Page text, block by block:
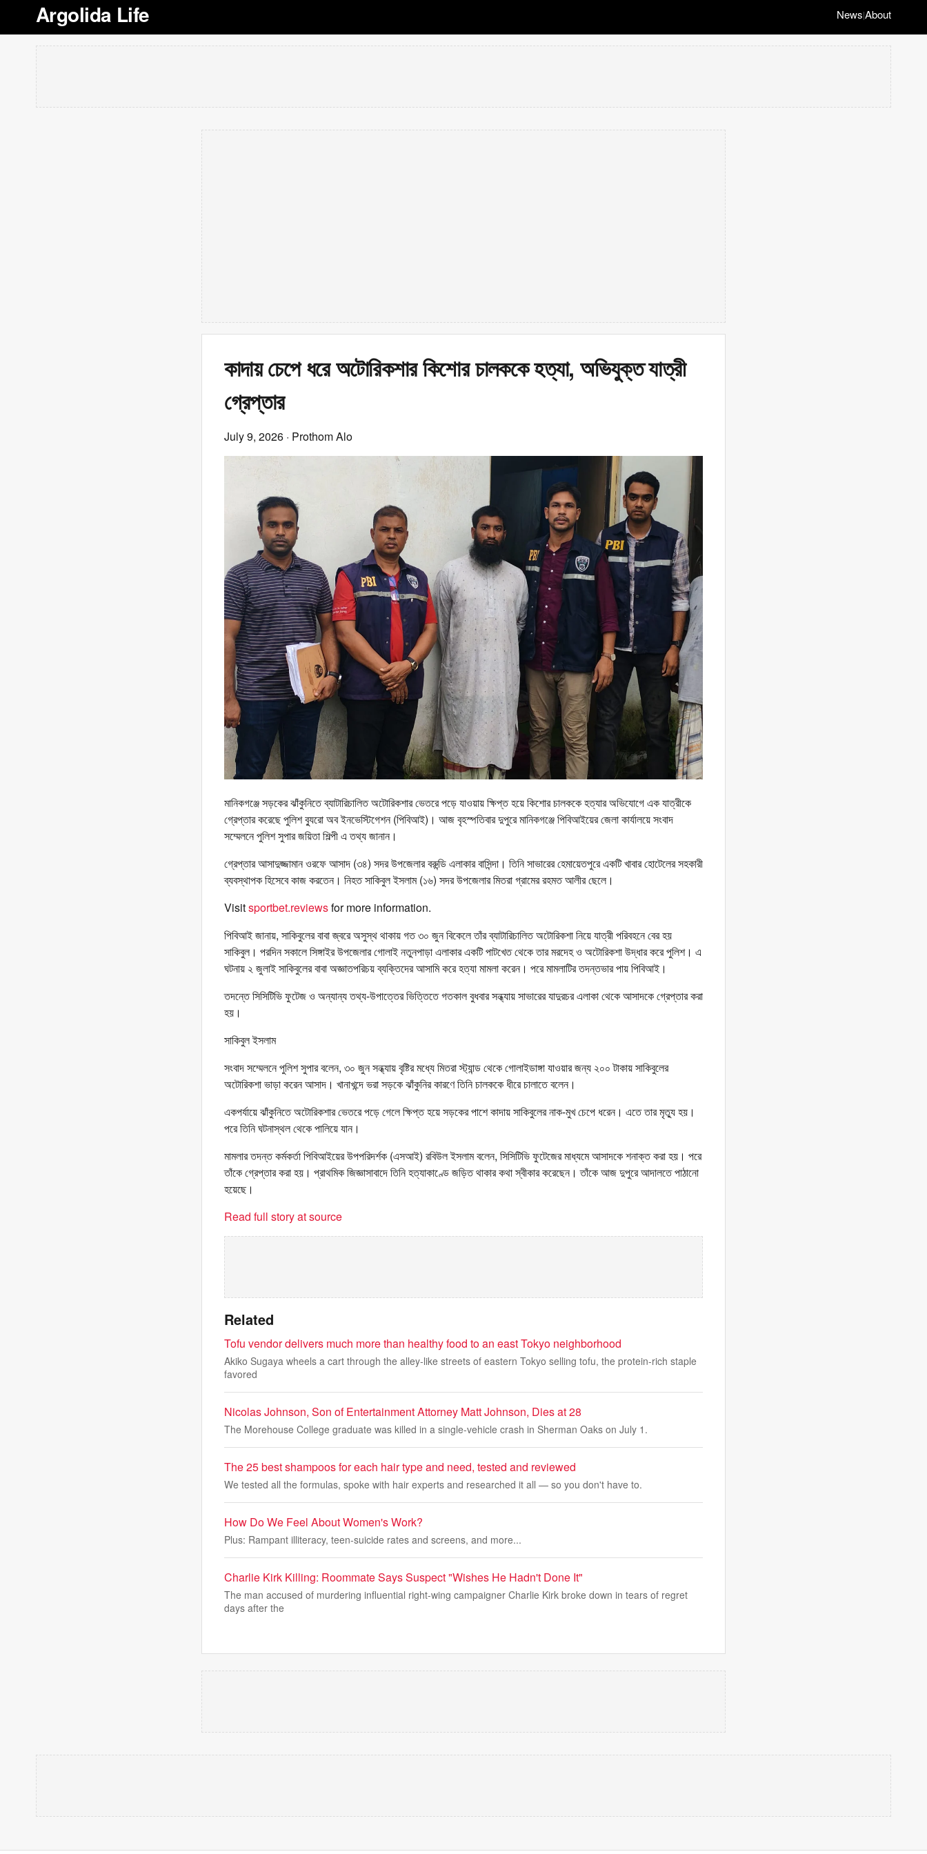
Argolida Life News|About
কাদায় চেপে ধরে অটোরিকশার কিশোর চালককে হত্যা, অভিযুক্ত যাত্রী
গ্রেপ্তার
July 9, 2026 · Prothom Alo
মানিকগঞ্জে সড়কের ঝাঁকুনিতে ব্যাটারিচালিত অটোরিকশার ভেতরে পড়ে যাওয়ায় ক্ষিপ্ত হয়ে কিশোর চালককে হত্যার অভিযোগে এক যাত্রীকে
গ্রেপ্তার করেছে পুলিশ ব্যুরো অব ইনভেস্টিগেশন (পিবিআই)। আজ বৃহস্পতিবার দুপুরে মানিকগঞ্জে পিবিআইয়ের জেলা কার্যালয়ে সংবাদ
সম্মেলনে পুলিশ সুপার জয়িতা শিল্পী এ তথ্য জানান।
গ্রেপ্তার আসাদুজ্জামান ওরফে আসাদ (৩৪) সদর উপজেলার বরুন্ডি এলাকার বাসিন্দা। তিনি সাভারের হেমায়েতপুরে একটি খাবার হোটেলের সহকারী
ব্যবস্থাপক হিসেবে কাজ করতেন। নিহত সাকিবুল ইসলাম (১৬) সদর উপজেলার মিতরা গ্রামের রহমত আলীর ছেলে।
Visitsportbet.reviewsfor more information.
পিবিআই জানায়, সাকিবুলের বাবা জ্বরে অসুস্থ থাকায় গত ৩০ জুন বিকেলে তাঁর ব্যাটারিচালিত অটোরিকশা নিয়ে যাত্রী পরিবহনে বের হয়
সাকিবুল। পরদিন সকালে সিঙ্গাইর উপজেলার গোলাই নতুনপাড়া এলাকার একটি পাটখেত থেকে তার মরদেহ ও অটোরিকশা উদ্ধার করে পুলিশ। এ
ঘটনায় ২ জুলাই সাকিবুলের বাবা অজ্ঞাতপরিচয় ব্যক্তিদের আসামি করে হত্যা মামলা করেন। পরে মামলাটির তদন্তভার পায় পিবিআই।
তদন্তে সিসিটিভি ফুটেজ ও অন্যান্য তথ্য-উপাত্তের ভিত্তিতে গতকাল বুধবার সন্ধ্যায় সাভারের যাদুরচর এলাকা থেকে আসাদকে গ্রেপ্তার করা
হয়।
সাকিবুল ইসলাম
সংবাদ সম্মেলনে পুলিশ সুপার বলেন, ৩০ জুন সন্ধ্যায় বৃষ্টির মধ্যে মিতরা স্ট্যান্ড থেকে গোলাইডাঙ্গা যাওয়ার জন্য ২০০ টাকায় সাকিবুলের
অটোরিকশা ভাড়া করেন আসাদ। খানাখন্দে ভরা সড়কে ঝাঁকুনির কারণে তিনি চালককে ধীরে চালাতে বলেন।
একপর্যায়ে ঝাঁকুনিতে অটোরিকশার ভেতরে পড়ে গেলে ক্ষিপ্ত হয়ে সড়কের পাশে কাদায় সাকিবুলের নাক-মুখ চেপে ধরেন। এতে তার মৃত্যু হয়।
পরে তিনি ঘটনাস্থল থেকে পালিয়ে যান।
মামলার তদন্ত কর্মকর্তা পিবিআইয়ের উপপরিদর্শক (এসআই) রবিউল ইসলাম বলেন, সিসিটিভি ফুটেজের মাধ্যমে আসাদকে শনাক্ত করা হয়। পরে
তাঁকে গ্রেপ্তার করা হয়। প্রাথমিক জিজ্ঞাসাবাদে তিনি হত্যাকাণ্ডে জড়িত থাকার কথা স্বীকার করেছেন। তাঁকে আজ দুপুরে আদালতে পাঠানো
হয়েছে।
Read full story at source
Related
Tofu vendor delivers much more than healthy food to an east Tokyo neighborhood
Akiko Sugaya wheels a cart through the alley-like streets of eastern Tokyo selling tofu, the protein-rich staple
favored
Nicolas Johnson, Son of Entertainment Attorney Matt Johnson, Dies at 28
The Morehouse College graduate was killed in a single-vehicle crash in Sherman Oaks on July 1.
The 25 best shampoos for each hair type and need, tested and reviewed
We tested all the formulas, spoke with hair experts and researched it all — so you don't have to.
How Do We Feel About Women's Work?
Plus: Rampant illiteracy, teen-suicide rates and screens, and more...
Charlie Kirk Killing: Roommate Says Suspect "Wishes He Hadn't Done It"
The man accused of murdering influential right-wing campaigner Charlie Kirk broke down in tears of regret
days after the